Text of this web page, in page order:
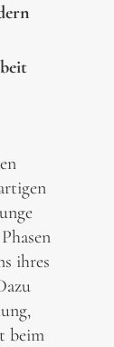
ihres
beim